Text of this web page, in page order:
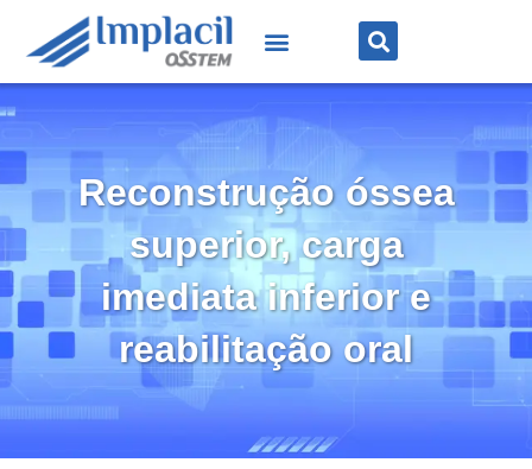
Reconstrução óssea
superior, carga
imediata inferior e
reabilitação oral